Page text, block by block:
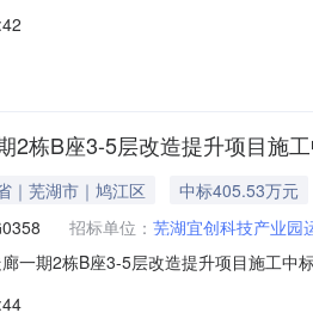
营管理有限公司供应商（乙方）安徽
2栋B座3-5层改造提升项目施
｜芜湖市｜鸠江区
中标405.53万元
招标单位： 芜湖宜创科技产业园
一期2栋B座3-5层改造提升项目施工
芜湖市鸠江区官陡街道瑞祥路88号皖